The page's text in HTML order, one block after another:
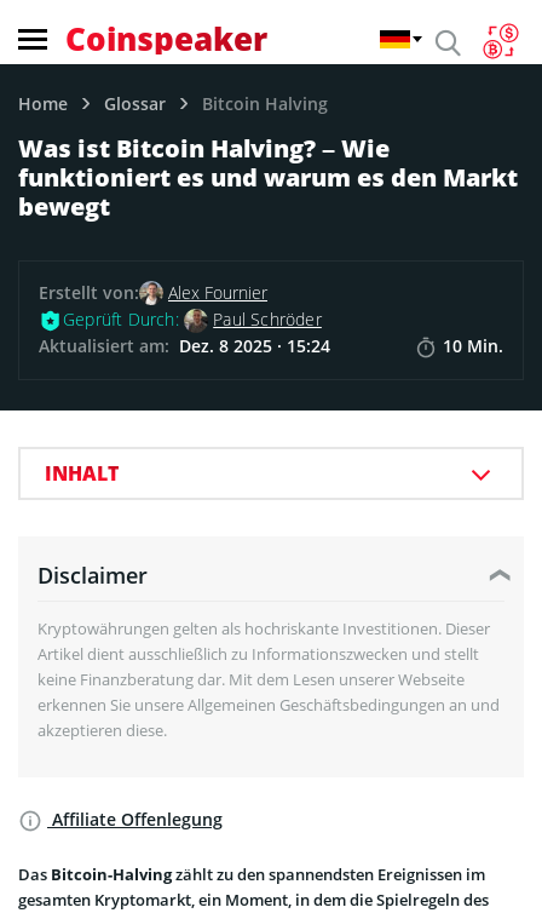
Coinspeaker
Home Glossar Bitcoin Halving
Was ist Bitcoin Halving? – Wie
funktioniert es und warum es den Markt
bewegt
Erstellt von:
Alex Fournier
Geprüft Durch:
Paul Schröder
Aktualisiert am: Dez. 8 2025 · 15:24 10 Min.
INHALT
Das Bitcoin-Halvingzählt zu den spannendsten Ereignissen im
gesamten Kryptomarkt, ein Moment, in dem die Spielregeln des
Disclaimer
Kryptowährungen gelten als hochriskante Investitionen. Dieser
Artikel dient ausschließlich zu Informationszwecken und stellt
keine Finanzberatung dar. Mit dem Lesen unserer Webseite
erkennen Sie unsere Allgemeinen Geschäftsbedingungen an und
akzeptieren diese.
Affiliate Offenlegung